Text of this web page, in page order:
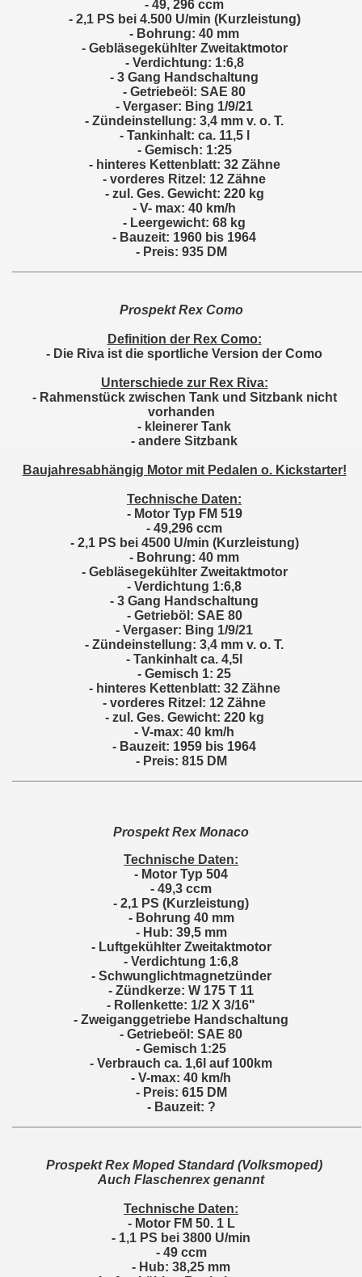
- 49, 296 ccm
- 2,1 PS bei 4.500 U/min (Kurzleistung)
- Bohrung: 40 mm
- Gebläsegekühlter Zweitaktmotor
- Verdichtung: 1:6,8
- 3 Gang Handschaltung
- Getriebeöl: SAE 80
- Vergaser: Bing 1/9/21
- Zündeinstellung: 3,4 mm v. o. T.
- Tankinhalt: ca. 11,5 l
- Gemisch: 1:25
- hinteres Kettenblatt: 32 Zähne
- vorderes Ritzel: 12 Zähne
- zul. Ges. Gewicht: 220 kg
- V- max: 40 km/h
- Leergewicht: 68 kg
- Bauzeit: 1960 bis 1964
- Preis: 935 DM
Prospekt Rex Como
Definition der Rex Como:
- Die Riva ist die sportliche Version der Como
Unterschiede zur Rex Riva:
- Rahmenstück zwischen Tank und Sitzbank nicht
vorhanden
- kleinerer Tank
- andere Sitzbank
Baujahresabhängig Motor mit Pedalen o. Kickstarter!
Technische Daten:
- Motor Typ FM 519
- 49,296 ccm
- 2,1 PS bei 4500 U/min (Kurzleistung)
- Bohrung: 40 mm
- Gebläsegekühlter Zweitaktmotor
- Verdichtung 1:6,8
- 3 Gang Handschaltung
- Getrieböl: SAE 80
- Vergaser: Bing 1/9/21
- Zündeinstellung: 3,4 mm v. o. T.
- Tankinhalt ca. 4,5l
- Gemisch 1: 25
- hinteres Kettenblatt: 32 Zähne
- vorderes Ritzel: 12 Zähne
- zul. Ges. Gewicht: 220 kg
- V-max: 40 km/h
- Bauzeit: 1959 bis 1964
- Preis: 815 DM
Prospekt Rex Monaco
Technische Daten:
- Motor Typ 504
- 49,3 ccm
- 2,1 PS (Kurzleistung)
- Bohrung 40 mm
- Hub: 39,5 mm
- Luftgekühlter Zweitaktmotor
- Verdichtung 1:6,8
- Schwunglichtmagnetzünder
- Zündkerze: W 175 T 11
- Rollenkette: 1/2 X 3/16"
- Zweiganggetriebe Handschaltung
- Getriebeöl: SAE 80
- Gemisch 1:25
- Verbrauch ca. 1,6l auf 100km
- V-max: 40 km/h
- Preis: 615 DM
- Bauzeit: ?
Prospekt Rex Moped Standard (Volksmoped)
Auch Flaschenrex genannt
Technische Daten:
- Motor FM 50. 1 L
- 1,1 PS bei 3800 U/min
- 49 ccm
- Hub: 38,25 mm